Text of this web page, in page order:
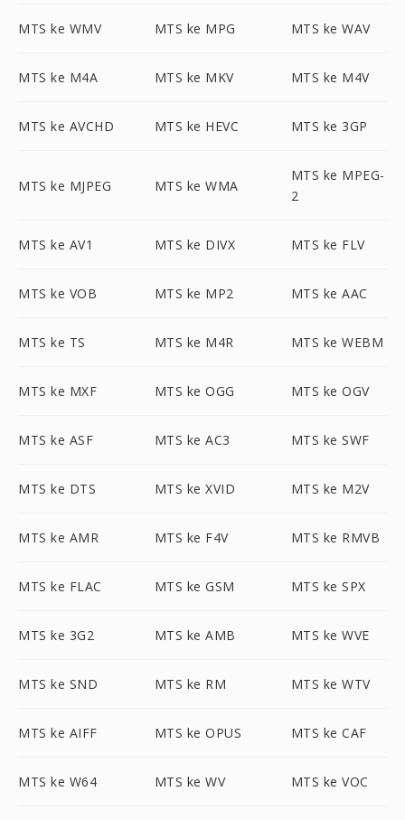
MTS ke WMV MTS ke MPG MTS ke WAV
MTS ke M4A MTS ke MKV MTS ke M4V
MTS ke AVCHD MTS ke HEVC MTS ke 3GP
MTS ke MJPEG MTS ke WMA
MTS ke MPEG-
2
MTS ke AV1 MTS ke DIVX MTS ke FLV
MTS ke VOB MTS ke MP2 MTS ke AAC
MTS ke TS MTS ke M4R MTS ke WEBM
MTS ke MXF MTS ke OGG MTS ke OGV
MTS ke ASF MTS ke AC3 MTS ke SWF
MTS ke DTS MTS ke XVID MTS ke M2V
MTS ke AMR MTS ke F4V MTS ke RMVB
MTS ke FLAC MTS ke GSM MTS ke SPX
MTS ke 3G2 MTS ke AMB MTS ke WVE
MTS ke SND MTS ke RM MTS ke WTV
MTS ke AIFF MTS ke OPUS MTS ke CAF
MTS ke W64 MTS ke WV MTS ke VOC